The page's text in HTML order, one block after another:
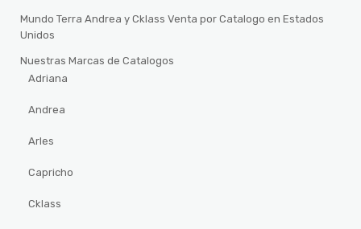
Mundo Terra Andrea y Cklass Venta por Catalogo en Estados
Unidos
Nuestras Marcas de Catalogos
Adriana
Andrea
Arles
Capricho
Cklass